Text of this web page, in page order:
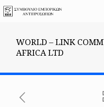
WORLD – LINK
AFRICA LTD